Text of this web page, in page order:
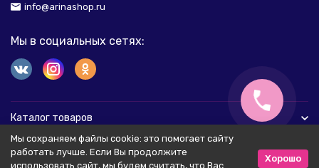
info@arinashop.ru
Мы в социальных сетях:
Каталог товаров
Помощь
Мы сохраняем файлы cookie: это помогает сайту
работать лучше. Если Вы продолжите
использовать сайт, мы будем считать, что Вас
Хорошо